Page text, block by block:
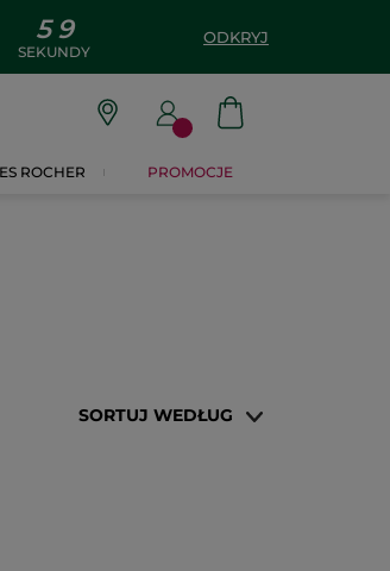
5 9
SEKUNDY
ODKRYJ
ROCHER PROMOCJE
SORTUJ WEDŁUG